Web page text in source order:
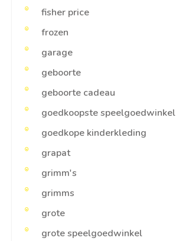
fisher price
frozen
garage
geboorte
geboorte cadeau
goedkoopste speelgoedwinkel
goedkope kinderkleding
grapat
grimm's
grimms
grote
grote speelgoedwinkel